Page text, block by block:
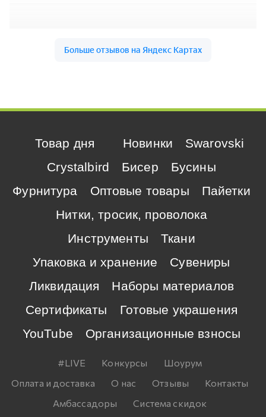
Товар дня Новинки
Swarovski
Crystalbird
Бисер
Бусины
Фурнитура
Оптовые товары
Пайетки
Нитки, тросик, проволока
Инструменты
Ткани
Упаковка и хранение
Сувениры
Ликвидация
Наборы материалов
Сертификаты
Готовые украшения
YouTube
Организационные взносы
#LIVE Конкурсы
Шоурум
Оплата и доставка
О нас Отзывы
Контакты
Амбассадоры
Система скидок